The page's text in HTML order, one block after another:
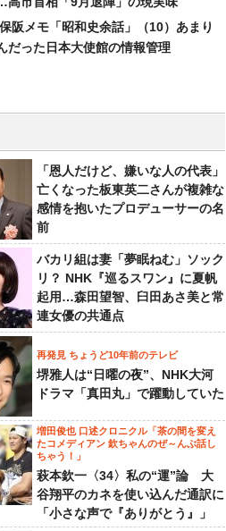
阪メモ「昭和史余話」（10）あまり
だった日本大使館の情報管理
「恩人だけど、嫌いな人の代表」
亡くなった板東英二さんが複雑な
感情を抱いたプロデューサーの名
前
バカリ組は妻「夢眠ねむ」ソック
リ？ NHK『巡るスワン』に夏帆
起用…森田望智、臼田あさ美と常
連女優の共通点
再発見 ちょうど10年前のテレビ
堺雅人は“日曜の夜”、NHK大河
ドラマ「真田丸」で躍動していた
増田俊也 口述クロニクル「茶の間を変え
たコメディアン 欽ちゃんのぜ～んぶ話し
ちゃう！」
萩本欽一〈34〉私の“運”論 大
谷翔平のカネを使い込んだ通訳に
「小さな声で『ありがとう』」